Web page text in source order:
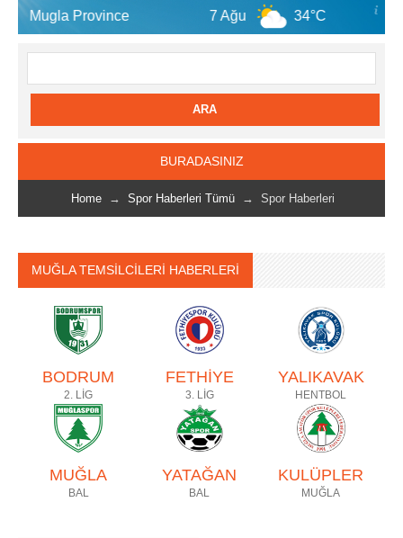
7 Ağu 34°C 8 Ağu
BURADASINIZ
Home → Spor Haberleri Tümü → Spor Haberleri
MUĞLA TEMSİLCİLERİ HABERLERİ
BODRUM
2. LİG
FETHİYE
3. LİG
YALIKAVAK
HENTBOL
MUĞLA
BAL
YATAĞAN
BAL
KULÜPLER
MUĞLA